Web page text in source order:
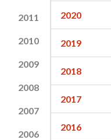
2011
2010
2009
2008
2007
2006
2020
2019
2018
2017
2016